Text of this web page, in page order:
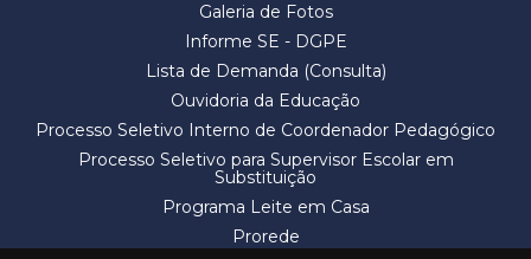
Galeria de Fotos
Informe SE - DGPE
Lista de Demanda (Consulta)
Ouvidoria da Educação
Processo Seletivo Interno de Coordenador Pedagógico
Processo Seletivo para Supervisor Escolar em
Substituição
Programa Leite em Casa
Prorede